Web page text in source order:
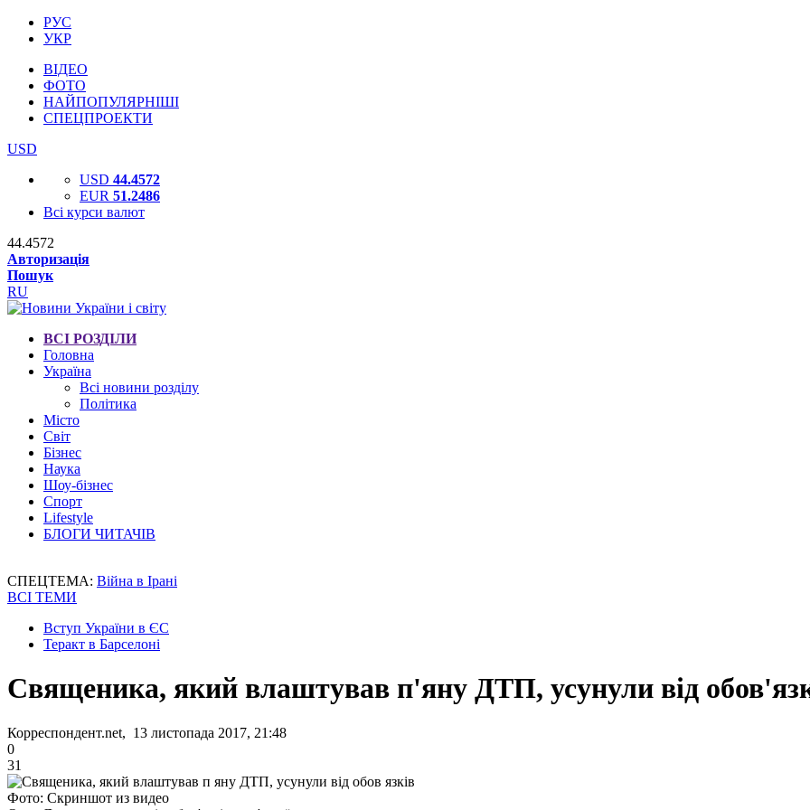
РУС
УКР
ВІДЕО
ФОТО
НАЙПОПУЛЯРНІШІ
СПЕЦПРОЕКТИ
USD
USD 44.4572
EUR 51.2486
Всі курси валют
44.4572
Авторизація
Пошук
RU
ВСІ РОЗДІЛИ
Головна
Україна
Всі новини розділу
Політика
Місто
Світ
Бізнес
Наука
Шоу-бізнес
Спорт
Lifestyle
БЛОГИ ЧИТАЧІВ
СПЕЦТЕМА: Війна в Ірані
ВСІ ТЕМИ
Вступ України в ЄС
Теракт в Барселоні
Священика, який влаштував п'яну ДТП, усунули від
Корреспондент.net, 13 листопада 2017, 21:48
0
31
Фото: Скриншот из видео